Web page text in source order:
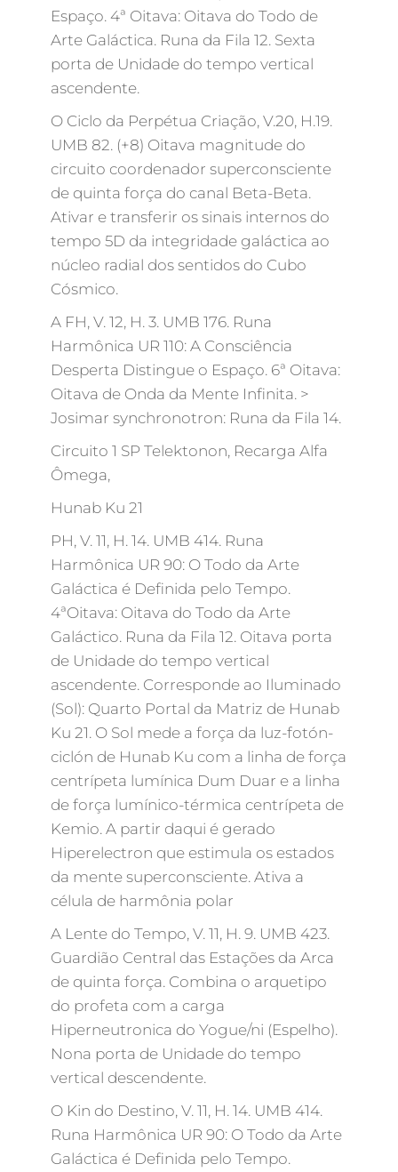
Espaço. 4ª Oitava: Oitava do Todo de
Arte Galáctica. Runa da Fila 12. Sexta
porta de Unidade do tempo vertical
ascendente.
O Ciclo da Perpétua Criação, V.20, H.19.
UMB 82. (+8) Oitava magnitude do
circuito coordenador superconsciente
de quinta força do canal Beta-Beta.
Ativar e transferir os sinais internos do
tempo 5D da integridade galáctica ao
núcleo radial dos sentidos do Cubo
Cósmico.
A FH, V. 12, H. 3. UMB 176. Runa
Harmônica UR 110: A Consciência
Desperta Distingue o Espaço. 6ª Oitava:
Oitava de Onda da Mente Infinita. >
Josimar synchronotron: Runa da Fila 14.
Circuito 1 SP Telektonon, Recarga Alfa
Ômega,
Hunab Ku 21
PH, V. 11, H. 14. UMB 414. Runa
Harmônica UR 90: O Todo da Arte
Galáctica é Definida pelo Tempo.
4ªOitava: Oitava do Todo da Arte
Galáctico. Runa da Fila 12. Oitava porta
de Unidade do tempo vertical
ascendente. Corresponde ao Iluminado
(Sol): Quarto Portal da Matriz de Hunab
Ku 21. O Sol mede a força da luz-fotón-
ciclón de Hunab Ku com a linha de força
centrípeta lumínica Dum Duar e a linha
de força lumínico-térmica centrípeta de
Kemio. A partir daqui é gerado
Hiperelectron que estimula os estados
da mente superconsciente. Ativa a
célula de harmônia polar
A Lente do Tempo, V. 11, H. 9. UMB 423.
Guardião Central das Estações da Arca
de quinta força. Combina o arquetipo
do profeta com a carga
Hiperneutronica do Yogue/ni (Espelho).
Nona porta de Unidade do tempo
vertical descendente.
O Kin do Destino, V. 11, H. 14. UMB 414.
Runa Harmônica UR 90: O Todo da Arte
Galáctica é Definida pelo Tempo.